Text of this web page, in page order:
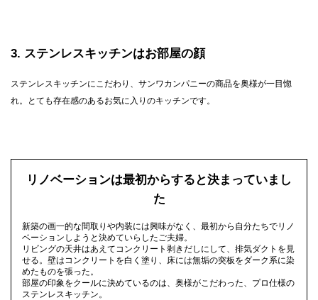
3 ステンレスキッチンはお部屋の顔
ステンレスキッチンにこだわり、サンワカンパニーの商品を奥様が一目惚
れ。とても存在感のあるお気に入りのキッチンです。
リノベーションは最初からすると決まっていまし
た
新築の画一的な間取りや内装には興味がなく、最初から自分たちでリノ
ベーションしようと決めていらしたご夫婦。
リビングの天井はあえてコンクリート剥きだしにして、排気ダクトを見
せる。壁はコンクリートを白く塗り、床には無垢の突板をダーク系に染
めたものを張った。
部屋の印象をクールに決めているのは、奥様がこだわった、プロ仕様の
ステンレスキッチン。